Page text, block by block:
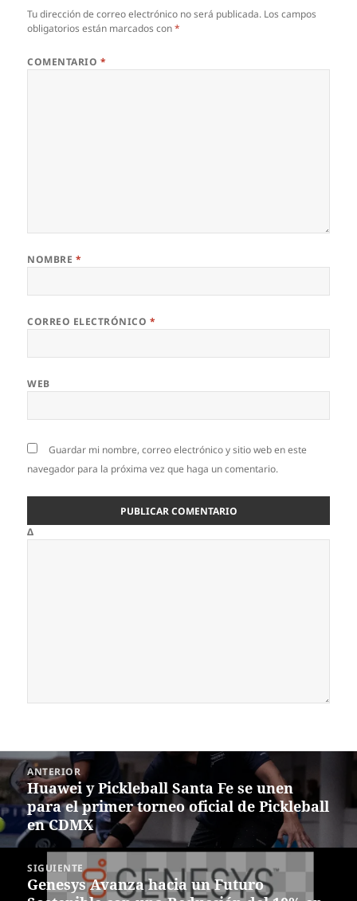
Tu dirección de correo electrónico no será publicada. Los campos
obligatorios están marcados con*
COMENTARIO *
NOMBRE *
CORREO ELECTRÓNICO *
WEB
Guardar mi nombre, correo electrónico y sitio web en este
navegador para la próxima vez que haga un comentario.
Δ
Navegación
de
entradas
ANTERIOR
Entrada
anterior:
Huawei y Pickleball Santa Fe se unen
para el primer torneo oficial de Pickleball
en CDMX
SIGUIENTE
Siguiente
Genesys Avanza hacia un Futuro